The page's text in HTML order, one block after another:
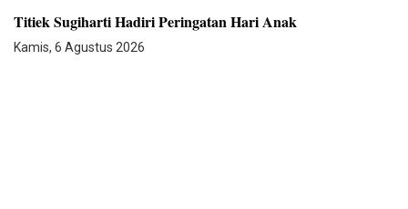
Titiek Sugiharti Hadiri Peringatan Hari Anak
Kamis, 6 Agustus 2026